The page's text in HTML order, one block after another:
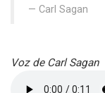
Carl Sagan
Voz de Carl Sagan